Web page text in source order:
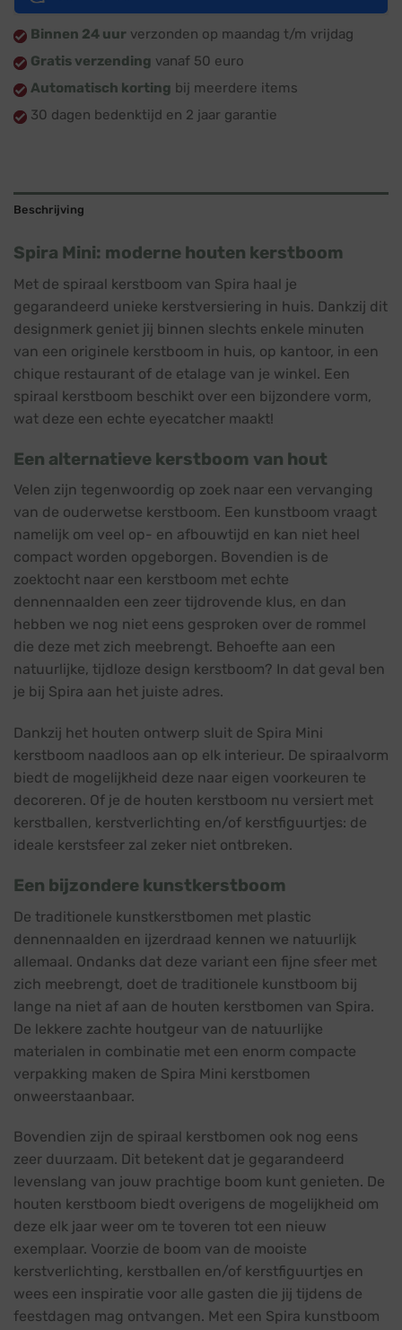
Binnen 24 uur verzonden op maandag t/m vrijdag
Gratis verzending vanaf 50 euro
Automatisch korting bij meerdere items
30 dagen bedenktijd en 2 jaar garantie
Beschrijving
Spira Mini: moderne houten kerstboom
Met de spiraal kerstboom van Spira haal je
gegarandeerd unieke kerstversiering in huis. Dankzij dit
designmerk geniet jij binnen slechts enkele minuten
van een originele kerstboom in huis, op kantoor, in een
chique restaurant of de etalage van je winkel. Een
spiraal kerstboom beschikt over een bijzondere vorm,
wat deze een echte eyecatcher maakt!
Een alternatieve kerstboom van hout
Velen zijn tegenwoordig op zoek naar een vervanging
van de ouderwetse kerstboom. Een kunstboom vraagt
namelijk om veel op- en afbouwtijd en kan niet heel
compact worden opgeborgen. Bovendien is de
zoektocht naar een kerstboom met echte
dennennaalden een zeer tijdrovende klus, en dan
hebben we nog niet eens gesproken over de rommel
die deze met zich meebrengt. Behoefte aan een
natuurlijke, tijdloze design kerstboom? In dat geval ben
je bij Spira aan het juiste adres.
Dankzij het houten ontwerp sluit de Spira Mini
kerstboom naadloos aan op elk interieur. De spiraalvorm
biedt de mogelijkheid deze naar eigen voorkeuren te
decoreren. Of je de houten kerstboom nu versiert met
kerstballen, kerstverlichting en/of kerstfiguurtjes: de
ideale kerstsfeer zal zeker niet ontbreken.
Een bijzondere kunstkerstboom
De traditionele kunstkerstbomen met plastic
dennennaalden en ijzerdraad kennen we natuurlijk
allemaal. Ondanks dat deze variant een fijne sfeer met
zich meebrengt, doet de traditionele kunstboom bij
lange na niet af aan de houten kerstbomen van Spira.
De lekkere zachte houtgeur van de natuurlijke
materialen in combinatie met een enorm compacte
verpakking maken de Spira Mini kerstbomen
onweerstaanbaar.
Bovendien zijn de spiraal kerstbomen ook nog eens
zeer duurzaam. Dit betekent dat je gegarandeerd
levenslang van jouw prachtige boom kunt genieten. De
houten kerstboom biedt overigens de mogelijkheid om
deze elk jaar weer om te toveren tot een nieuw
exemplaar. Voorzie de boom van de mooiste
kerstverlichting, kerstballen en/of kerstfiguurtjes en
wees een inspiratie voor alle gasten die jij tijdens de
feestdagen mag ontvangen. Met een Spira kunstboom